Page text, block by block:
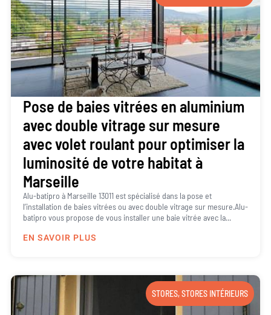
Pose de baies vitrées en aluminium
avec double vitrage sur mesure
avec volet roulant pour optimiser la
luminosité de votre habitat à
Marseille
Alu-batipro à Marseille 13011 est spécialisé dans la pose et
l’installation de baies vitrées ou avec double vitrage sur mesure.Alu-
batipro vous propose de vous installer une baie vitrée avec la...
EN SAVOIR PLUS
STORES,STORES INTÉRIEURS